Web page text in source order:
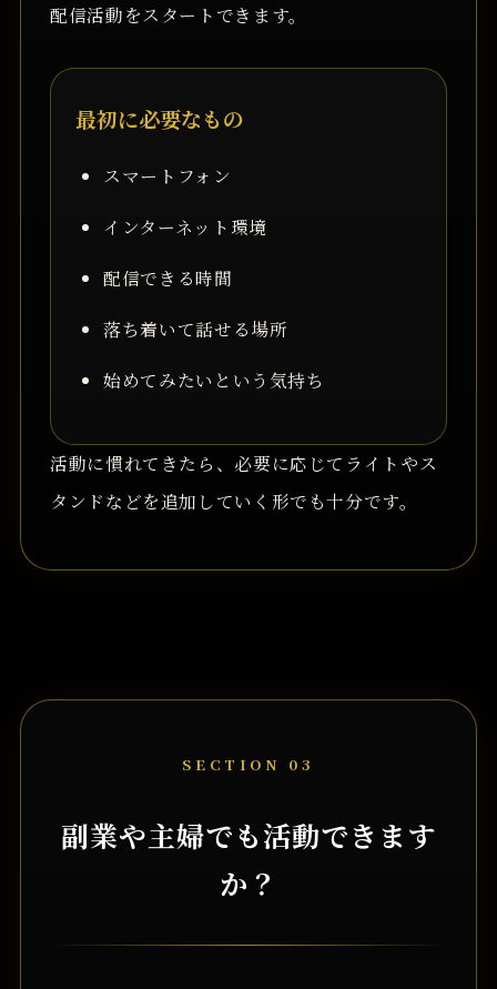
配信活動をスタートできます。
最初に必要なもの
スマートフォン
インターネット環境
配信できる時間
落ち着いて話せる場所
始めてみたいという気持ち
活動に慣れてきたら、必要に応じてライトやス
タンドなどを追加していく形でも十分です。
SECTION 03
副業や主婦でも活動できます
か？